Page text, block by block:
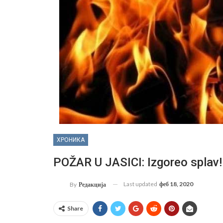
ХРОНИКА
POŽAR U JASICI: Izgoreo splav!
By Редакција Last updated феб 18, 2020
Share